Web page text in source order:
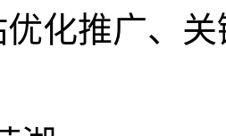
化推广、